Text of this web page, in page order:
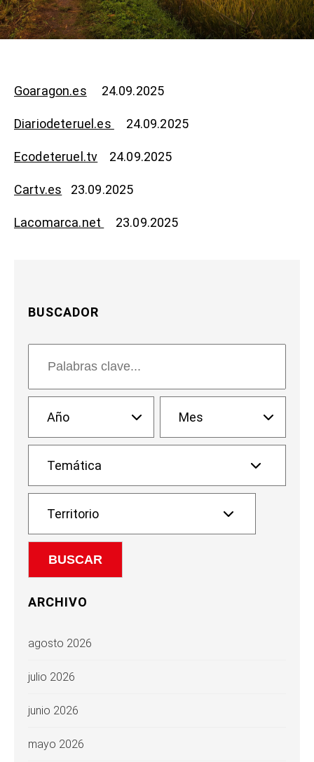
Goaragon.es 24.09.2025
Diariodeteruel.es 24.09.2025
Ecodeteruel.tv 24.09.2025
Cartv.es 23.09.2025
Lacomarca.net 23.09.2025
BUSCADOR
ARCHIVO
agosto 2026
julio 2026
junio 2026
mayo 2026